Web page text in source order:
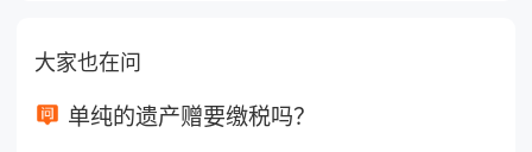
大家也在问
单纯的遗产赠要缴税吗？